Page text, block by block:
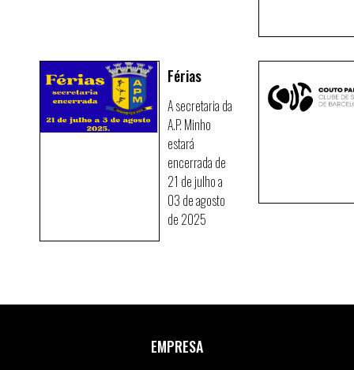
Férias
A secretaria da
A.P. Minho
estará
encerrada de
21 de julho a
03 de agosto
de 2025
EMPRESA